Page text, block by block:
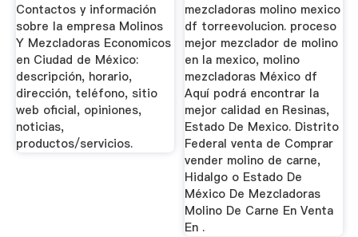
Contactos y información
sobre la empresa Molinos
Y Mezcladoras Economicos
en Ciudad de México:
descripción, horario,
dirección, teléfono, sitio
web oficial, opiniones,
noticias,
productos/servicios.
mezcladoras molino mexico
df torreevolucion. proceso
mejor mezclador de molino
en la mexico, molino
mezcladoras México df
Aquí podrá encontrar la
mejor calidad en Resinas,
Estado De Mexico. Distrito
Federal venta de Comprar
vender molino de carne,
Hidalgo o Estado De
México De Mezcladoras
Molino De Carne En Venta
En .